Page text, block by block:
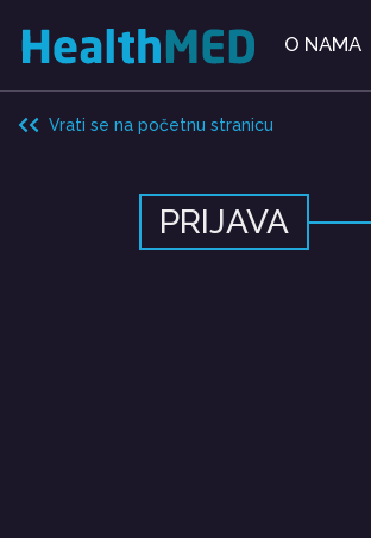
O NAMA
Vrati se na početnu stranicu
PRIJAVA